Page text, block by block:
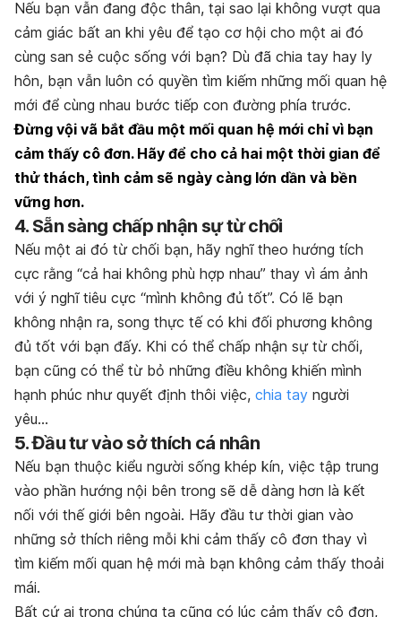
Nếu bạn vẫn đang độc thân, tại sao lại không vượt qua
cảm giác bất an khi yêu để tạo cơ hội cho một ai đó
cùng san sẻ cuộc sống với bạn? Dù đã chia tay hay ly
hôn, bạn vẫn luôn có quyền tìm kiếm những mối quan hệ
mới để cùng nhau bước tiếp con đường phía trước.
Đừng vội vã bắt đầu một mối quan hệ mới chỉ vì bạn
cảm thấy cô đơn. Hãy để cho cả hai một thời gian để
thử thách, tình cảm sẽ ngày càng lớn dần và bền
vững hơn.
4. Sẵn sàng chấp nhận sự từ chối
Nếu một ai đó từ chối bạn, hãy nghĩ theo hướng tích
cực rằng “cả hai không phù hợp nhau” thay vì ám ảnh
với ý nghĩ tiêu cực “mình không đủ tốt”. Có lẽ bạn
không nhận ra, song thực tế có khi đối phương không
đủ tốt với bạn đấy. Khi có thể chấp nhận sự từ chối,
bạn cũng có thể từ bỏ những điều không khiến mình
hạnh phúc như quyết định thôi việc, chia tay người
yêu…
5. Đầu tư vào sở thích cá nhân
Nếu bạn thuộc kiểu người sống khép kín, việc tập trung
vào phần hướng nội bên trong sẽ dễ dàng hơn là kết
nối với thế giới bên ngoài. Hãy đầu tư thời gian vào
những sở thích riêng mỗi khi cảm thấy cô đơn thay vì
tìm kiếm mối quan hệ mới mà bạn không cảm thấy thoải
mái.
Bất cứ ai trong chúng ta cũng có lúc cảm thấy cô đơn,